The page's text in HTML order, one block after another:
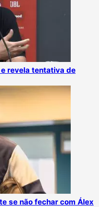
revela tentativa de
se não fechar com Álex